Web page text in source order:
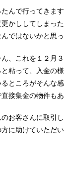
んで行ってきま
かししてしまっ
ではないかと思っ
、これを１２月
粘って、入金の
ところがそんな
接集金の物件もあ
お客さんに取引
に助けていただ